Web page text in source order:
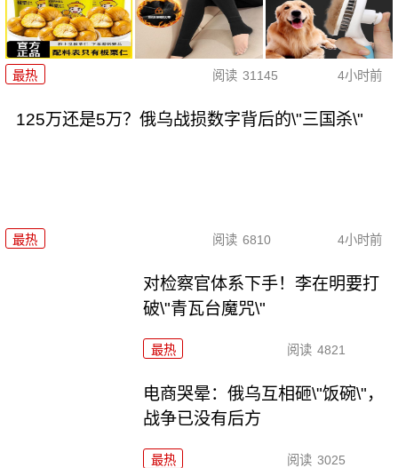
最热 阅读 31145 4小时前
125万还是5万？俄乌战损数字背后的\"三国杀\"
最热 阅读 6810 4小时前
对检察官体系下手！李在明要打
破\"青瓦台魔咒\"
最热 阅读 4821
电商哭晕：俄乌互相砸\"饭碗\"，
战争已没有后方
最热 阅读 3025